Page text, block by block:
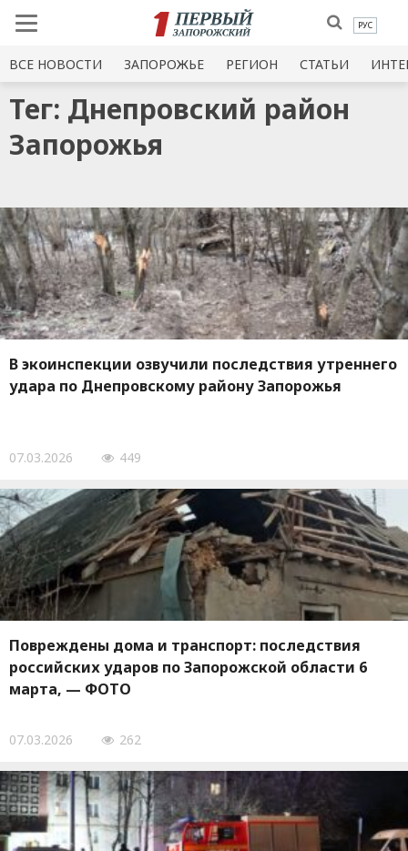
РУС
ВСЕ НОВОСТИ ЗАПОРОЖЬЕ РЕГИОН СТАТЬИ
Тег: Днепровский район
Запорожья
В экоинспекции озвучили последствия утреннего
удара по Днепровскому району Запорожья
07.03.2026 449
Повреждены дома и транспорт: последствия
российских ударов по Запорожской области 6
марта, — ФОТО
07.03.2026 262